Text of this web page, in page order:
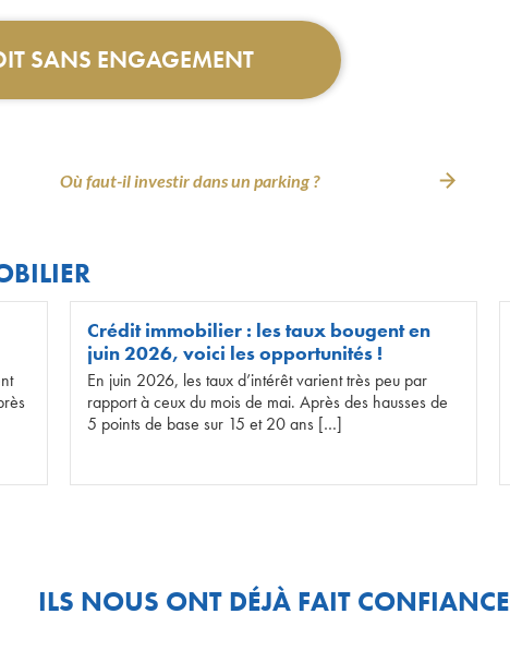
SANS ENGAGEMENT
Où faut-il investir dans un parking ?
Crédit immobilier : les taux bougent en
juin 2026, voici les opportunités !
En juin 2026, les taux d’intérêt varient très peu par
rapport à ceux du mois de mai. Après des hausses de
5 points de base sur 15 et 20 ans […]
ILS NOUS ONT DÉJÀ FAIT CONFIANCE